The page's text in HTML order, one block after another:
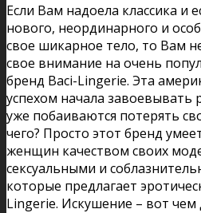
Если Вам надоела классика и
нового, неординарного и
свое шикарное тело, то Вам
свое внимание на очень
бренд Baci-Lingerie. Эта
успехом начала завоевывать
уже побаиваются потерять
чего? Просто этот бренд
женщин качеством своих
сексуальными и
которые предлагает
Lingerie. Искушение – вот